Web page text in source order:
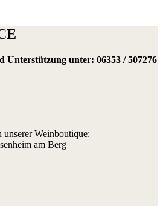
Unterstützung unter: 06353 / 507276
Weinboutique:
am Berg